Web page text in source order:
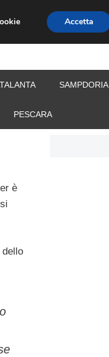
CALCIOMERCATO
SAMPDORIA
PESCARA
è
Accetta